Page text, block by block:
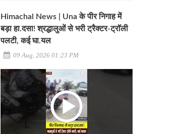
Himachal News | Una के पीर निगाह में
बड़ा हा.दसा! श्रद्धालुओं से भरी ट्रैक्टर-ट्रॉली
पलटी, कई घा.यल
09 Aug, 2026 01:23 PM